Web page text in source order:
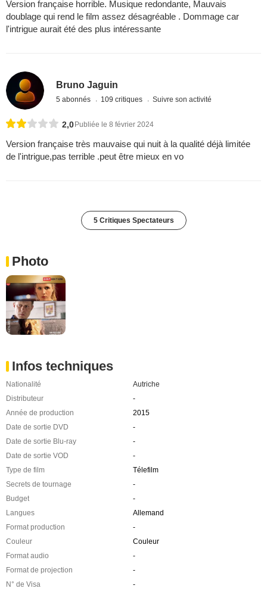
Version française horrible. Musique redondante, Mauvais
doublage qui rend le film assez désagréable . Dommage car
l'intrigue aurait été des plus intéressante
Bruno Jaguin
5 abonnés 109 critiques Suivre son activité
2,0 Publiée le 8 février 2024
Version française très mauvaise qui nuit à la qualité déjà limitée
de l'intrigue,pas terrible .peut être mieux en vo
5 Critiques Spectateurs
Photo
Infos techniques
Nationalité
Autriche
Distributeur
-
Année de production
2015
Date de sortie DVD
-
Date de sortie Blu-ray
-
Date de sortie VOD
-
Type de film
Télefilm
Secrets de tournage
-
Budget
-
Langues
Allemand
Format production
-
Couleur
Couleur
Format audio
-
Format de projection
-
N° de Visa
-